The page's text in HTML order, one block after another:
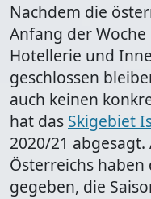
Nachdem die
Anfang der
Hotellerie und
geschlossen
auch keinen
hat das Skigebiet
2020/21
Österreichs
gegeben, die